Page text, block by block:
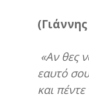
«Αν θες
εαυτό
και